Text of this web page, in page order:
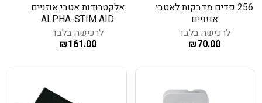
256 פדים מדבקות לאטבי
אוזניים
לרכישה בלבד
₪70.00
אלקטרודות אטבי אוזניים
ALPHA-STIM AID
לרכישה בלבד
₪161.00